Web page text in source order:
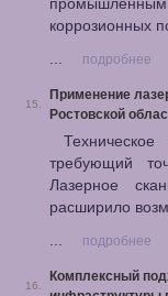
коррозионных
...
подробнее
15.
Применение
Ростовской
требующий
Лазерное
расширило
...
подробнее
16.
Комплексный